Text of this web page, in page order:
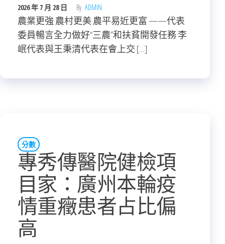
2026 年 7 月 28 日 By ADMIN
農業更強 農村更美 農平易近更富 ——代表
委員暢言全力做好“三農”和扶貧開發任務 李
岷代表與王秉清代表在會上交 […]
分數
專秀傳醫院健檢項
目家：廣州本輪疫
情重癥患者占比偏
高